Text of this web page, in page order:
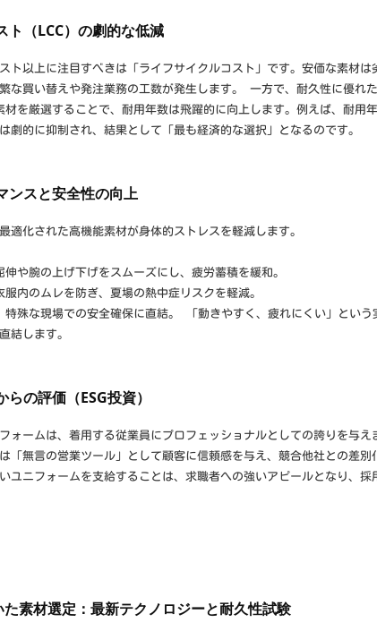
（LCC）の劇的な低減
ト以上に注目すべきは「ライフサイクルコスト」です。安価な素材は
な買い替えや発注業務の工数が発生します。 一方で、耐久性に優れ
材を厳選することで、耐用年数は飛躍的に向上します。例えば、耐用
劇的に抑制され、結果として「最も経済的な選択」となるのです。
ンスと安全性の向上
適化された高機能素材が身体的ストレスを軽減します。
や腕の上げ下げをスムーズにし、疲労蓄積を緩和。
内のムレを防ぎ、夏場の熱中症リスクを軽減。
殊な現場での安全確保に直結。 「動きやすく、疲れにくい」という
結します。
の評価（ESG投資）
ォームは、着用する従業員にプロフェッショナルとしての誇りを与え
「無言の営業ツール」として顧客に信頼感を与え、競合他社との差別
ユニフォームを支給することは、求職者への強いアピールとなり、採
素材選定：最新テクノロジーと耐久性試験